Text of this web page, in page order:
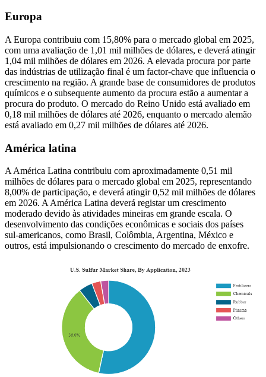
Europa
A Europa contribuiu com 15,80% para o mercado global em 2025,
com uma avaliação de 1,01 mil milhões de dólares, e deverá atingir
1,04 mil milhões de dólares em 2026. A elevada procura por parte
das indústrias de utilização final é um factor-chave que influencia o
crescimento na região. A grande base de consumidores de produtos
químicos e o subsequente aumento da procura estão a aumentar a
procura do produto. O mercado do Reino Unido está avaliado em
0,18 mil milhões de dólares até 2026, enquanto o mercado alemão
está avaliado em 0,27 mil milhões de dólares até 2026.
América latina
A América Latina contribuiu com aproximadamente 0,51 mil
milhões de dólares para o mercado global em 2025, representando
8,00% de participação, e deverá atingir 0,52 mil milhões de dólares
em 2026. A América Latina deverá registar um crescimento
moderado devido às atividades mineiras em grande escala. O
desenvolvimento das condições econômicas e sociais dos países
sul-americanos, como Brasil, Colômbia, Argentina, México e
outros, está impulsionando o crescimento do mercado de enxofre.